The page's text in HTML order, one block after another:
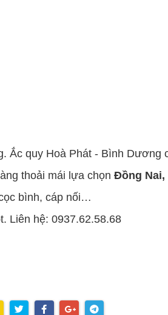
quy Hoà Phát - Bình Dương
thoải mái lựa chọn Đồng Nai,
bình, cáp nối…
Liên hệ: 0937.62.58.68